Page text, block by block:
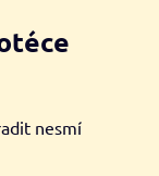
nesmí